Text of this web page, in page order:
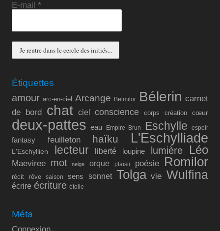
E-mail*
Étiquettes
amour arc-en-ciel Arcange Belmilor Bélerin carnet
de bord chat ciel conscience corps création cœur
deux-pattes eau Empire Brun Eschylle espoir
fantasy feuilleton haïku L'Eschylliade
L'Eschyllien lecteur liberté loupine lumière Léo
Maeviree mot neige orque plaisir poésie Romilor
récit rêve saison sens sonnet Tolga vie Wulfina
écrire écriture étoile
Méta